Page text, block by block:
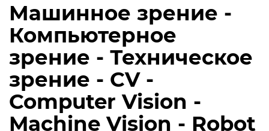
Машинное зрение -
Компьютерное
зрение - Техническое
зрение - CV -
Computer Vision -
Machine Vision - Robot